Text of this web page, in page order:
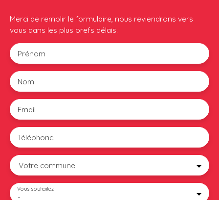
Merci de remplir le formulaire, nous reviendrons vers
vous dans les plus brefs délais.
Prénom
Nom
Email
Téléphone
Votre commune
-
Vous souhaitez